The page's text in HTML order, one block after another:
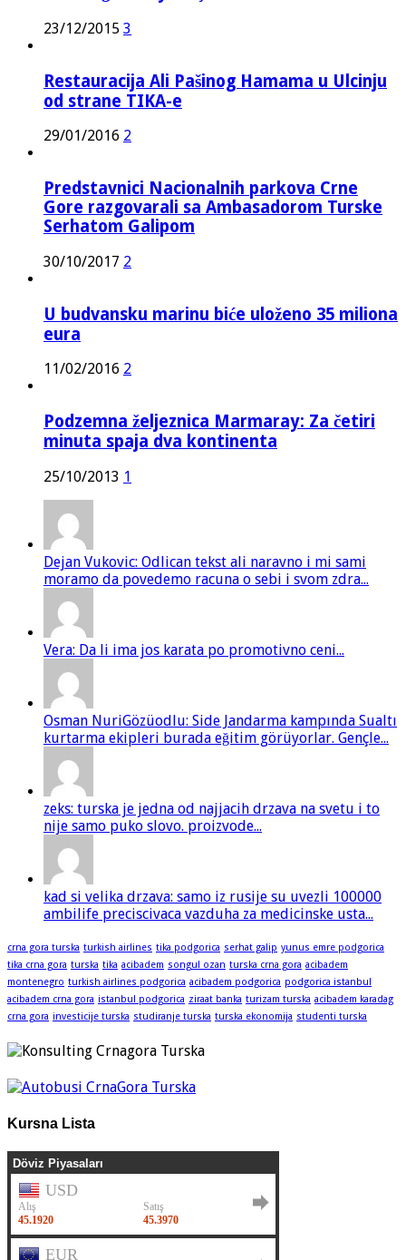
23/12/2015 3
Restauracija Ali Pašinog Hamama u Ulcinju
od strane TIKA-e
29/01/2016 2
Predstavnici Nacionalnih parkova Crne
Gore razgovarali sa Ambasadorom Turske
Serhatom Galipom
30/10/2017 2
U budvansku marinu biće uloženo 35 miliona
eura
11/02/2016 2
Podzemna željeznica Marmaray: Za četiri
minuta spaja dva kontinenta
25/10/2013 1
Dejan Vukovic: Odlican tekst ali naravno i mi sami
moramo da povedemo racuna o sebi i svom zdra...
Vera: Da li ima jos karata po promotivno ceni...
Osman NuriGözüodlu: Side Jandarma kampında Sualtı
kurtarma ekipleri burada eğitim görüyorlar. Gençle...
zeks: turska je jedna od najjacih drzava na svetu i to
nije samo puko slovo. proizvode...
kad si velika drzava: samo iz rusije su uvezli 100000
ambilife preciscivaca vazduha za medicinske usta...
crna gora turska turkish airlines tika podgorica serhat galip yunus emre podgorica
tika crna gora turska tika acibadem songul ozan turska crna gora acibadem
montenegro turkish airlines podgorica acibadem podgorica podgorica istanbul
acibadem crna gora istanbul podgorica ziraat banka turizam turska acibadem karadag
crna gora investicije turska studiranje turska turska ekonomija studenti turska
Kursna Lista